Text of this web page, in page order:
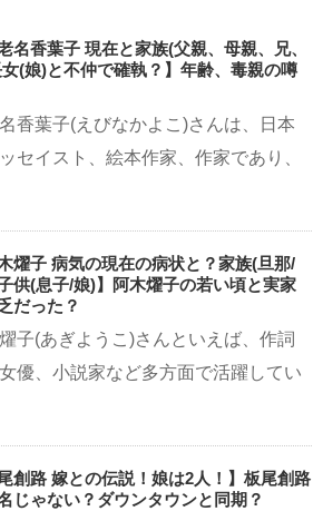
老名香葉子 現在と家族(父親、母親、兄、
女(娘)と不仲で確執？】年齢、毒親の噂
香葉子(えびなかよこ)さんは、日本
セイスト、絵本作家、作家であり、
木燿子 病気の現在の病状と？家族(旦那/
供(息子/娘)】阿木燿子の若い頃と実家
だった？
子(あぎようこ)さんといえば、作詞
優、小説家など多方面で活躍してい
尾創路 嫁との伝説！娘は2人！】板尾創路
じゃない？ダウンタウンと同期？